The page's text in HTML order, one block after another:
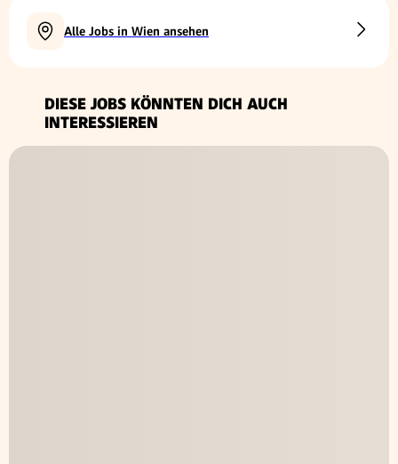
Alle Jobs in Wien ansehen
DIESE JOBS KÖNNTEN DICH AUCH
INTERESSIEREN